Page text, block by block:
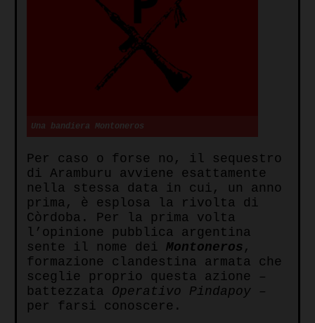
Una bandiera Montoneros
Per caso o forse no, il sequestro
di Aramburu avviene esattamente
nella stessa data in cui, un anno
prima, è esplosa la rivolta di
Còrdoba. Per la prima volta
l’opinione pubblica argentina
sente il nome dei Montoneros ,
formazione clandestina armata che
sceglie proprio questa azione –
battezzata Operativo Pindapoy –
per farsi conoscere.